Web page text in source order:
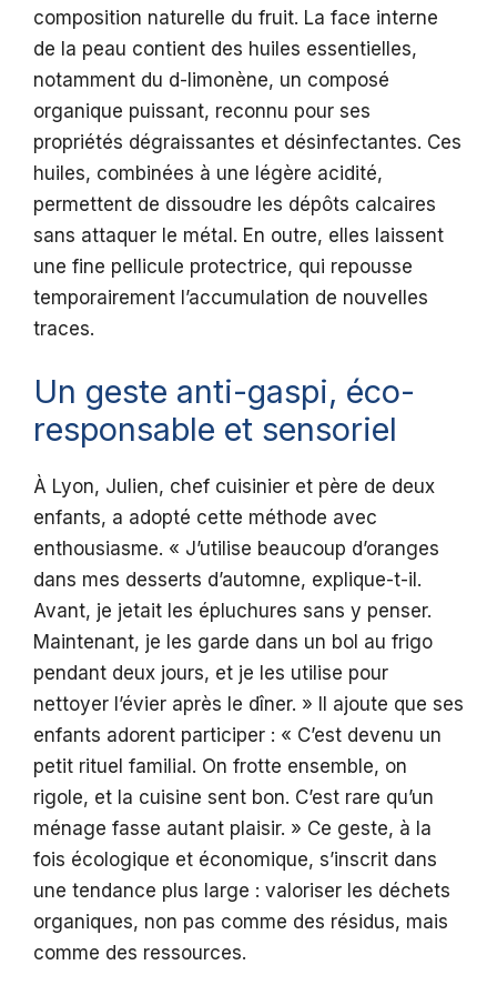
composition naturelle du fruit. La face interne
de la peau contient des huiles essentielles,
notamment du d-limonène, un composé
organique puissant, reconnu pour ses
propriétés dégraissantes et désinfectantes. Ces
huiles, combinées à une légère acidité,
permettent de dissoudre les dépôts calcaires
sans attaquer le métal. En outre, elles laissent
une fine pellicule protectrice, qui repousse
temporairement l’accumulation de nouvelles
traces.
Un geste anti-gaspi, éco-
responsable et sensoriel
À Lyon, Julien, chef cuisinier et père de deux
enfants, a adopté cette méthode avec
enthousiasme. « J’utilise beaucoup d’oranges
dans mes desserts d’automne, explique-t-il.
Avant, je jetait les épluchures sans y penser.
Maintenant, je les garde dans un bol au frigo
pendant deux jours, et je les utilise pour
nettoyer l’évier après le dîner. » Il ajoute que ses
enfants adorent participer : « C’est devenu un
petit rituel familial. On frotte ensemble, on
rigole, et la cuisine sent bon. C’est rare qu’un
ménage fasse autant plaisir. » Ce geste, à la
fois écologique et économique, s’inscrit dans
une tendance plus large : valoriser les déchets
organiques, non pas comme des résidus, mais
comme des ressources.